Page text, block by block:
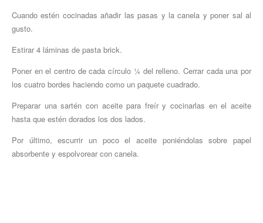
Cuando estén cocinadas añadir las pasas y la canela y poner sal al
gusto.
Estirar 4 láminas de pasta brick.
Poner en el centro de cada círculo ¼ del relleno. Cerrar cada una por
los cuatro bordes haciendo como un paquete cuadrado.
Preparar una sartén con aceite para freír y cocinarlas en el aceite
hasta que estén dorados los dos lados.
Por último, escurrir un poco el aceite poniéndolas sobre papel
absorbente y espolvorear con canela.